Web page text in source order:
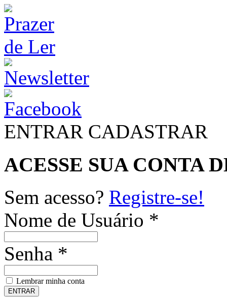
ENTRAR CADASTRAR
ACESSE SUA CONTA
Sem acesso? Registre-se!
Nome de Usuário *
Senha *
Lembrar minha conta